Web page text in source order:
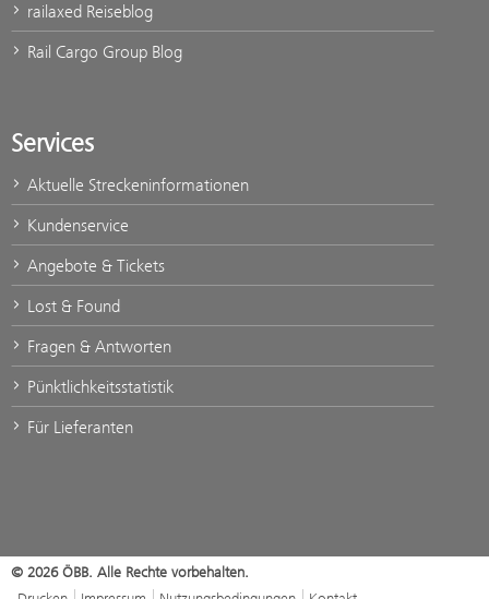
railaxed Reiseblog
Rail Cargo Group Blog
Services
Aktuelle Streckeninformationen
Kundenservice
Angebote & Tickets
Lost & Found
Fragen & Antworten
Pünktlichkeitsstatistik
Für Lieferanten
© 2026 ÖBB. Alle Rechte vorbehalten.